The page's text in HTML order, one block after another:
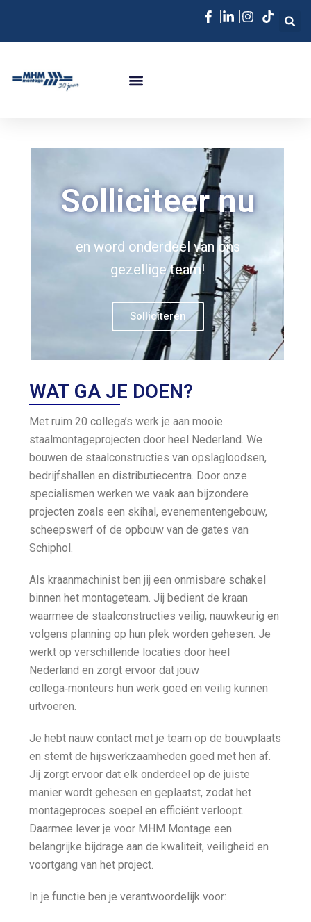
Solliciteer nu
en word onderdeel van ons
gezellige team!
Solliciteren
WAT GA JE DOEN?
Met ruim 20 collega’s werk je aan mooie
staalmontageprojecten door heel Nederland. We
bouwen de staalconstructies van opslagloodsen,
bedrijfshallen en distributiecentra. Door onze
specialismen werken we vaak aan bijzondere
projecten zoals een skihal, evenementengebouw,
scheepswerf of de opbouw van de gates van
Schiphol.
Als kraanmachinist ben jij een onmisbare schakel
binnen het montage­team. Jij bedient de kraan
waarmee de staalconstructies veilig, nauwkeurig en
volgens planning op hun plek worden gehesen. Je
werkt op verschillende locaties door heel
Nederland en zorgt ervoor dat jouw
collega‑monteurs hun werk goed en veilig kunnen
uitvoeren.
Je hebt nauw contact met je team op de bouwplaats
en stemt de hijswerkzaamheden goed met hen af.
Jij zorgt ervoor dat elk onderdeel op de juiste
manier wordt gehesen en geplaatst, zodat het
montageproces soepel en efficiënt verloopt.
Daarmee lever je voor MHM Montage een
belangrijke bijdrage aan de kwaliteit, veiligheid en
voortgang van het project.
In je functie ben je verantwoordelijk voor: